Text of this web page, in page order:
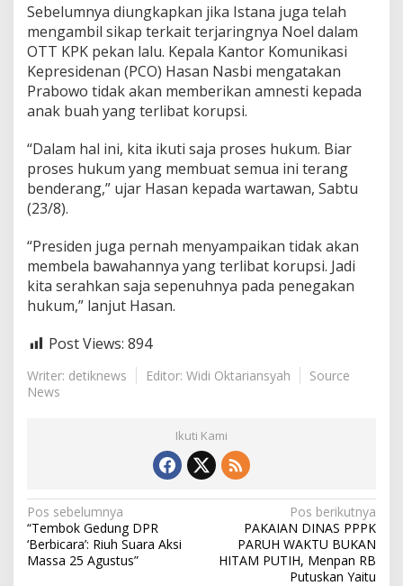
Sebelumnya diungkapkan jika Istana juga telah
mengambil sikap terkait terjaringnya Noel dalam
OTT KPK pekan lalu. Kepala Kantor Komunikasi
Kepresidenan (PCO) Hasan Nasbi mengatakan
Prabowo tidak akan memberikan amnesti kepada
anak buah yang terlibat korupsi.
“Dalam hal ini, kita ikuti saja proses hukum. Biar
proses hukum yang membuat semua ini terang
benderang,” ujar Hasan kepada wartawan, Sabtu
(23/8).
“Presiden juga pernah menyampaikan tidak akan
membela bawahannya yang terlibat korupsi. Jadi
kita serahkan saja sepenuhnya pada penegakan
hukum,” lanjut Hasan.
Post Views: 894
Writer: detiknews Editor: Widi Oktariansyah
Source
News
Ikuti Kami
N
a
v
Pos sebelumnya
“Tembok Gedung DPR
‘Berbicara’: Riuh Suara Aksi
Massa 25 Agustus”
Pos berikutnya
PAKAIAN DINAS PPPK
PARUH WAKTU BUKAN
HITAM PUTIH, Menpan RB
Putuskan Yaitu